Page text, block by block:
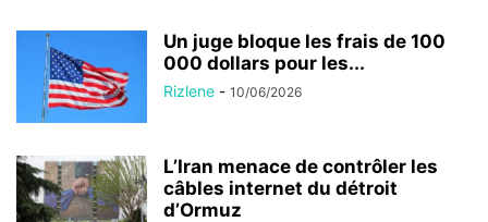
Un juge bloque les frais de 100
000 dollars pour les...
Rizlene - 10/06/2026
L’Iran menace de contrôler les
câbles internet du détroit
d’Ormuz